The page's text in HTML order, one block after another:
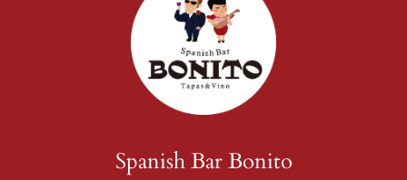
Spanish Bar Bonito